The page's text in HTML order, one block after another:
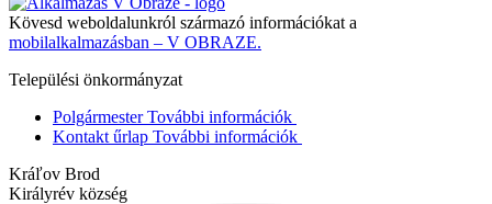
Kövesd weboldalunkról származó információkat a
mobilalkalmazásban – V OBRAZE.
Települési önkormányzat
Polgármester További információk
Kontakt űrlap További információk
Kráľov Brod
Királyrév község